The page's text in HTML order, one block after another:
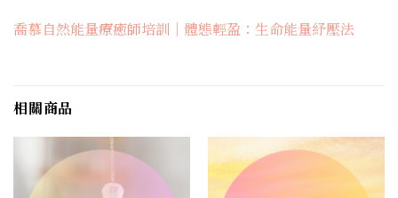
喬慕自然能量療癒師培訓｜體態輕盈：生命能量紓壓法
相關商品